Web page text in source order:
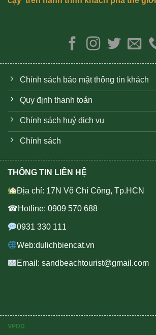
Chính sách bảo mật thông tin khách
Quy định thanh toán
Chính sách huỷ dịch vụ
Chính sách
THÔNG TIN LIÊN HỆ
Địa chỉ: 17N Võ Chí Công, Tp.HCN
☎Hotline: 0909 570 688
0931 330 111
Web:dulichbiencat.vn
Email: sandbeachtourist@gmail.com
VPĐD